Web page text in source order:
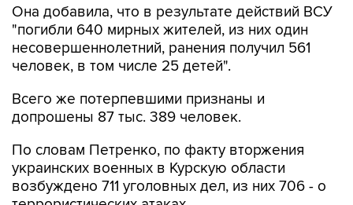
Она добавила, что в результате действий ВСУ
"погибли 640 мирных жителей, из них один
несовершеннолетний, ранения получил 561
человек, в том числе 25 детей".
Всего же потерпевшими признаны и
допрошены 87 тыс. 389 человек.
По словам Петренко, по факту вторжения
украинских военных в Курскую области
возбуждено 711 уголовных дел, из них 706 - о